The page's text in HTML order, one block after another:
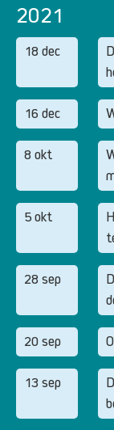
2021
18 dec
16 dec
8 okt
5 okt
28 sep
20 sep
13 sep